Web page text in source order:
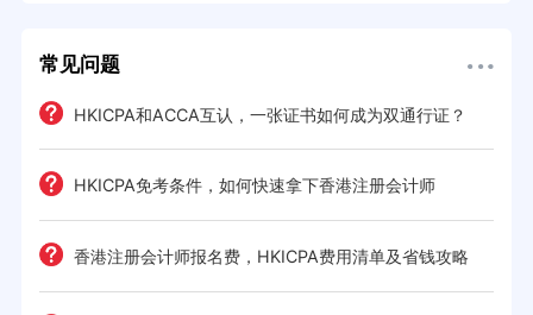
常见问题
HKICPA和ACCA互认，一张证书如何成为双通行证？
HKICPA免考条件，如何快速拿下香港注册会计师
香港注册会计师报名费，HKICPA费用清单及省钱攻略